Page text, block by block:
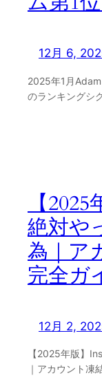
12月 6,
2025年1月
のランキングシ
【2025
絶対や
為｜ア
完全ガ
12月 2,
【2025年版】
｜アカウント